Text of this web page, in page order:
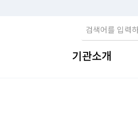
기관소개